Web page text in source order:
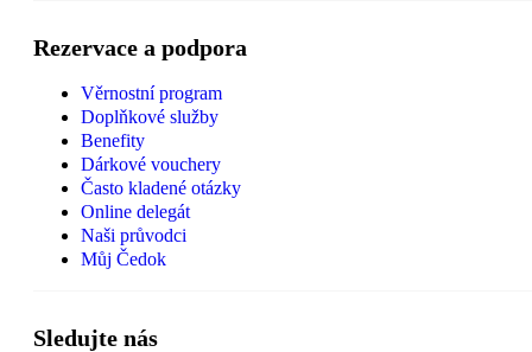
Rezervace a podpora
Věrnostní program
Doplňkové služby
Benefity
Dárkové vouchery
Často kladené otázky
Online delegát
Naši průvodci
Můj Čedok
Sledujte nás